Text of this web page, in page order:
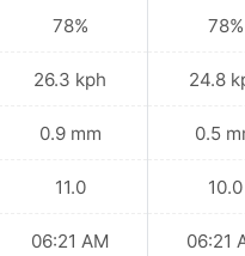
78%
26.3 kph
0.9 mm
11.0
06:21 AM
78%
24.8
0.5
10.0
06:21